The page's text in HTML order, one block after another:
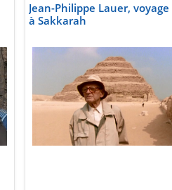
Jean-Philippe Lauer, voyage
à Sakkarah